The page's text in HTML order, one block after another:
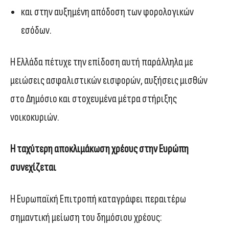
και στην αυξημένη απόδοση των φορολογικών
εσόδων.
Η Ελλάδα πέτυχε την επίδοση αυτή παράλληλα με
μειώσεις ασφαλιστικών εισφορών, αυξήσεις μισθών
στο Δημόσιο και στοχευμένα μέτρα στήριξης
νοικοκυριών.
Η ταχύτερη αποκλιμάκωση χρέους στην Ευρώπη
συνεχίζεται
Η Ευρωπαϊκή Επιτροπή καταγράφει περαιτέρω
σημαντική μείωση του δημόσιου χρέους: